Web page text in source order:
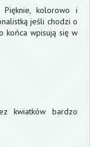
Pięknie, kolorowo i
jeśli chodzi o
końca wpisują się w
kwiatków bardzo